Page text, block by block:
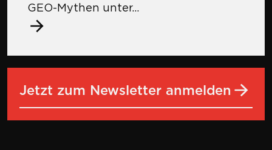
GEO-Mythen unter...
Jetzt zum Newsletter anmelden